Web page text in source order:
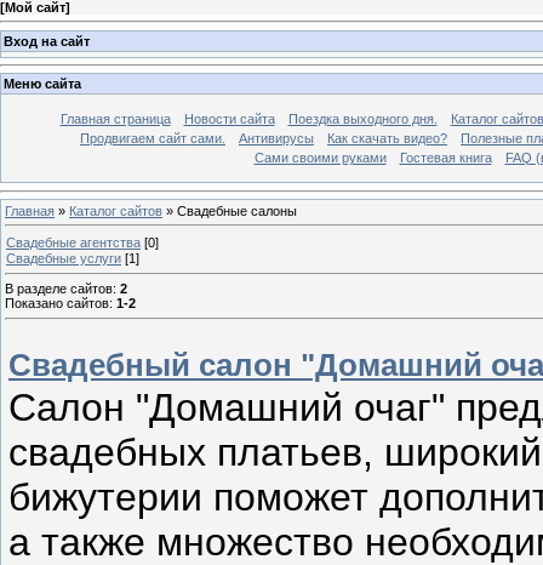
[Мой сайт]
Вход на сайт
Меню сайта
Главная страница Новости сайта Поездка выходного дня.
Каталог сайтов
Продвигаем сайт сами.
Антивирусы Как скачать видео?
Полезные
Сами своими руками
Гостевая книга FAQ
Главная » Каталог сайтов » Свадебные салоны
Свадебные агентства [0]
Свадебные услуги [1]
В разделе сайтов: 2
Показано сайтов: 1-2
Свадебный салон "Домашний
Салон "Домашний очаг"
свадебных платьев,
бижутерии поможет
а также множество